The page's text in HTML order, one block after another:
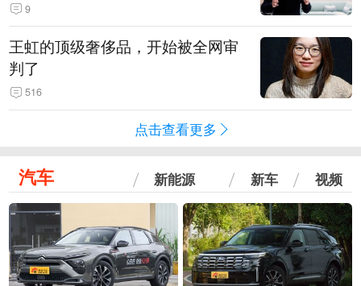
9
王虹的顶级奢侈品，开始被全网审
判了
516
点击查看更多
汽车 新能源 新车 视频